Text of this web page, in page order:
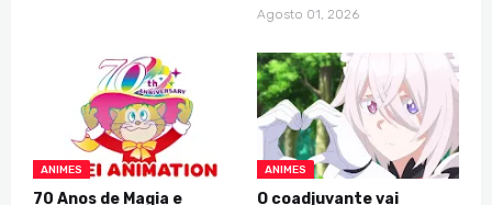
Agosto 01, 2026
ANIMES
70 Anos de Magia e
ANIMES
O coadjuvante vai